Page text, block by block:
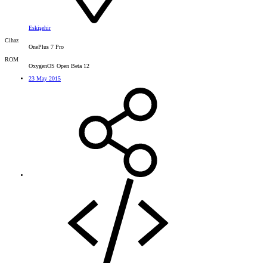
Eskişehir
Cihaz
OnePlus 7 Pro
ROM
OxygenOS Open Beta 12
23 May 2015